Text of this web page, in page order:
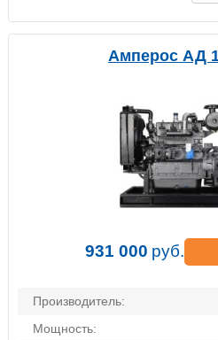
Амперос АД
931 000 руб.
Производитель:
Мощность: